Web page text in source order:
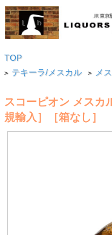
TOP
> テキーラ/メスカル > メ
スコーピオン メスカ
規輸入］［箱なし］